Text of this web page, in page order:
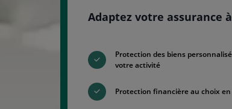
Adaptez votre assurance
Protection des biens
votre activité
Protection financière au choix